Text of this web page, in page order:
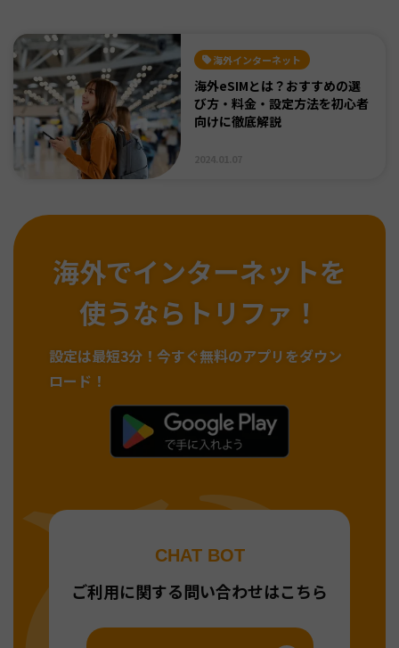
海外インターネット
海外eSIMとは？おすすめの選
び方・料金・設定方法を初心者
向けに徹底解説
海外でインターネットを
使うならトリファ！
設定は最短3分！ 今すぐ無料のアプリをダウン
ロード！
CHAT BOT
ご利用に関する問い合わせはこちら